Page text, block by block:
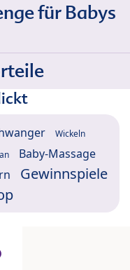
für Babys
Wickeln
Baby-Massage
Gewinnspiele